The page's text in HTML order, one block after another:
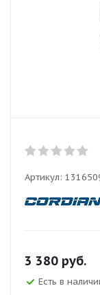
Артикул:
3 380 руб.
Есть в